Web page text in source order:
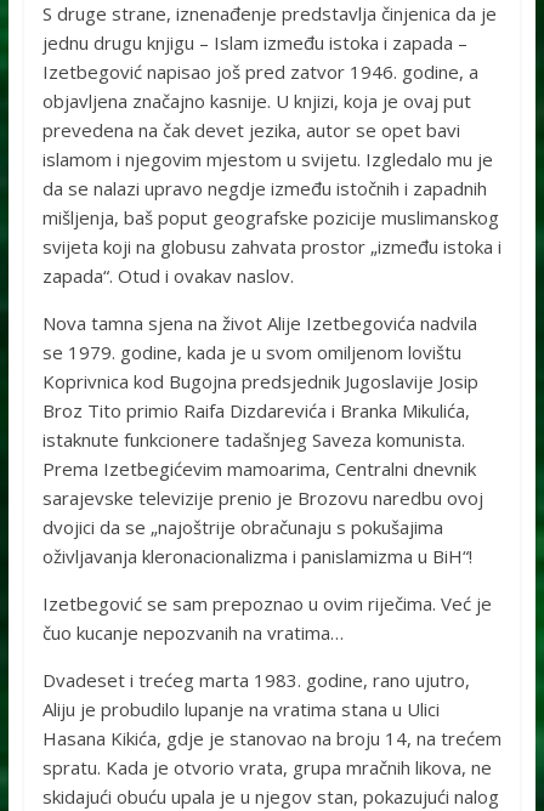
S druge strane, iznenađenje predstavlja činjenica da je
jednu drugu knjigu – Islam između istoka i zapada –
Izetbegović napisao još pred zatvor 1946. godine, a
objavljena značajno kasnije. U knjizi, koja je ovaj put
prevedena na čak devet jezika, autor se opet bavi
islamom i njegovim mjestom u svijetu. Izgledalo mu je
da se nalazi upravo negdje između istočnih i zapadnih
mišljenja, baš poput geografske pozicije muslimanskog
svijeta koji na globusu zahvata prostor „između istoka i
zapada“. Otud i ovakav naslov.
Nova tamna sjena na život Alije Izetbegovića nadvila
se 1979. godine, kada je u svom omiljenom lovištu
Koprivnica kod Bugojna predsjednik Jugoslavije Josip
Broz Tito primio Raifa Dizdarevića i Branka Mikulića,
istaknute funkcionere tadašnjeg Saveza komunista.
Prema Izetbegićevim mamoarima, Centralni dnevnik
sarajevske televizije prenio je Brozovu naredbu ovoj
dvojici da se „najoštrije obračunaju s pokušajima
oživljavanja kleronacionalizma i panislamizma u BiH“!
Izetbegović se sam prepoznao u ovim riječima. Već je
čuo kucanje nepozvanih na vratima…
Dvadeset i trećeg marta 1983. godine, rano ujutro,
Aliju je probudilo lupanje na vratima stana u Ulici
Hasana Kikića, gdje je stanovao na broju 14, na trećem
spratu. Kada je otvorio vrata, grupa mračnih likova, ne
skidajući obuću upala je u njegov stan, pokazujući nalog